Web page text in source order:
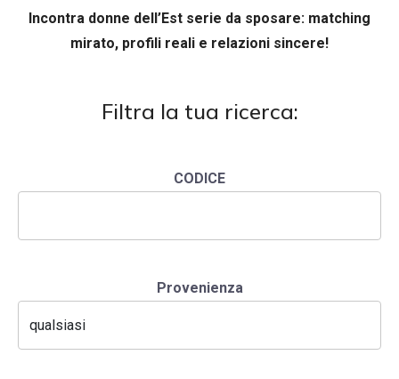
Incontra donne dell’Est serie da sposare: matching
mirato, profili reali e relazioni sincere!
Filtra la tua ricerca:
CODICE
Provenienza